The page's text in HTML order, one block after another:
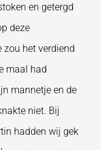
en getergd
deze
zou het verdiend
maal had
mannetje en de
niet. Bij
hadden wij gek